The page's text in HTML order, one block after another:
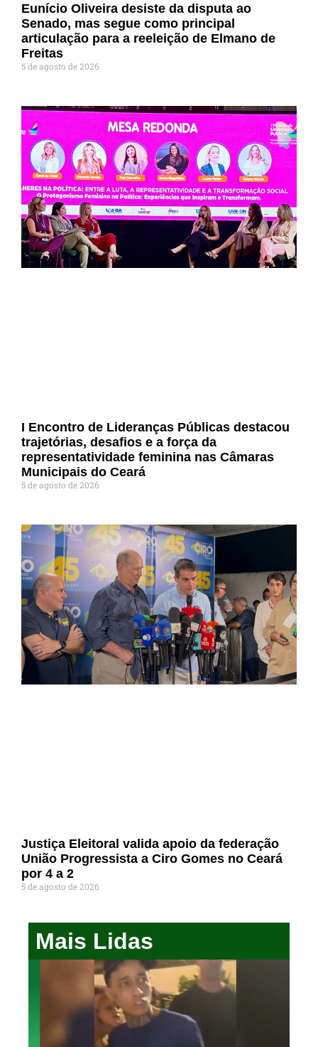
Eunício Oliveira desiste da disputa ao
Senado, mas segue como principal
articulação para a reeleição de Elmano de
Freitas
5 de agosto de 2026
I Encontro de Lideranças Públicas destacou
trajetórias, desafios e a força da
representatividade feminina nas Câmaras
Municipais do Ceará
5 de agosto de 2026
Justiça Eleitoral valida apoio da federação
União Progressista a Ciro Gomes no Ceará
por 4 a 2
5 de agosto de 2026
Mais Lidas